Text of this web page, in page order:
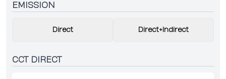
EMISSION
Direct Direct+Indirect
CCT DIRECT